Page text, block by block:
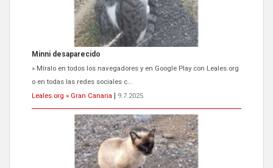
Minni desaparecido
» Míralo en todos los navegadores y en Google Play con Leales.org
o en todas las redes sociales c...
Leales.org » Gran Canaria
9.7.2025